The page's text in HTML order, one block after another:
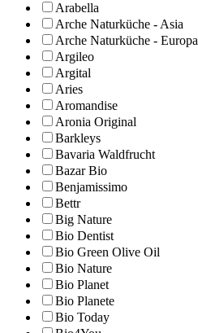
Arabella
Arche Naturküche - Asia
Arche Naturküche - Europa
Argileo
Argital
Aries
Aromandise
Aronia Original
Barkleys
Bavaria Waldfrucht
Bazar Bio
Benjamissimo
Bettr
Big Nature
Bio Dentist
Bio Green Olive Oil
Bio Nature
Bio Planet
Bio Planete
Bio Today